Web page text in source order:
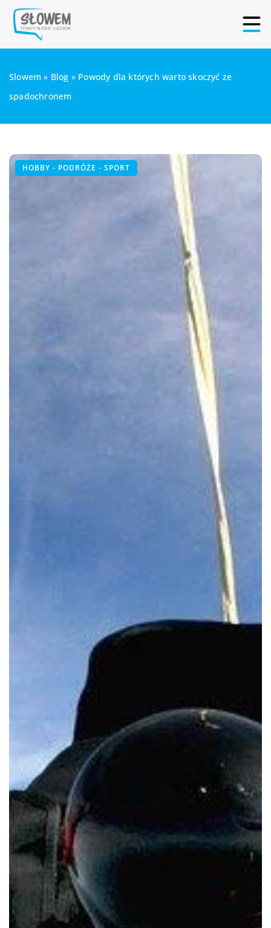
Slowem » Blog » Powody dla których warto skoczyć ze
spadochronem
HOBBY - PODRÓŻE - SPORT